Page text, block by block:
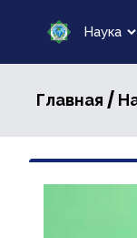
Наука
Главная /